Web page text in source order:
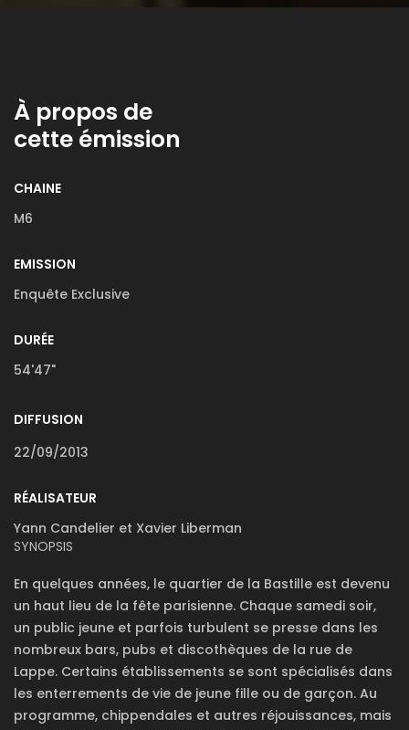
À propos de
cette émission
CHAINE
M6
EMISSION
Enquête Exclusive
DURÉE
54'47"
DIFFUSION
22/09/2013
RÉALISATEUR
Yann Candelier et Xavier Liberman
SYNOPSIS
En quelques années, le quartier de la Bastille est devenu
un haut lieu de la fête parisienne. Chaque samedi soir,
un public jeune et parfois turbulent se presse dans les
nombreux bars, pubs et discothèques de la rue de
Lappe. Certains établissements se sont spécialisés dans
les enterrements de vie de jeune fille ou de garçon. Au
programme, chippendales et autres réjouissances, mais